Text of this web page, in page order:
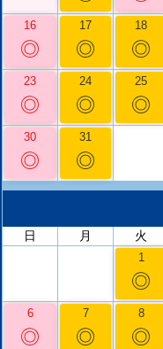
16
◎
17
◎
18
◎
23
◎
24
◎
25
◎
30
◎
31
◎
日
月 火
1
◎
6
◎
7
◎
8
◎